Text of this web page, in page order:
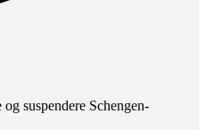
suspendere Schengen-